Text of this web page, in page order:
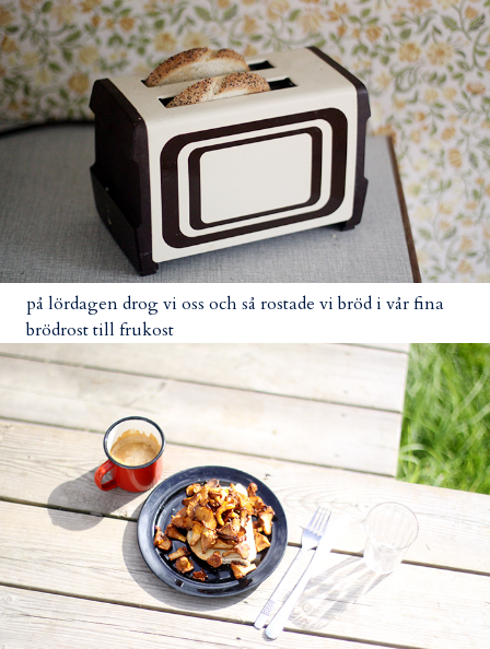
på lördagen drog vi oss och så rostade vi bröd i vår fina
brödrost till frukost